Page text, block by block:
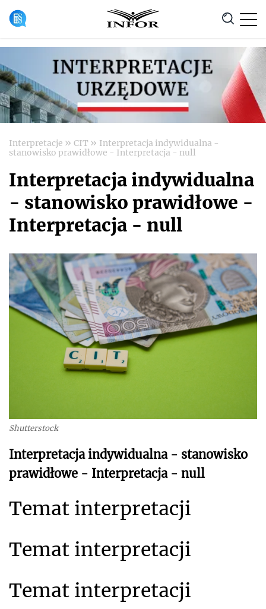
Anuluj
Interpretacje » CIT » Interpretacja indywidualna -
stanowisko prawidłowe - Interpretacja - null
Interpretacja indywidualna
- stanowisko prawidłowe -
Interpretacja - null
Shutterstock
Interpretacja indywidualna - stanowisko
prawidłowe - Interpretacja - null
Temat interpretacji
Temat interpretacji
Temat interpretacji